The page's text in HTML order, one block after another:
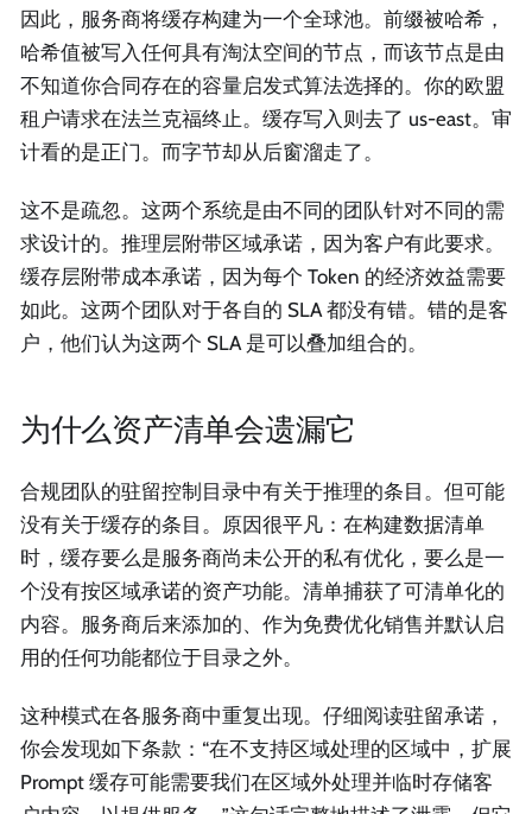
因此，服务商将缓存构建为一个全球池。前缀被哈希，
哈希值被写入任何具有淘汰空间的节点，而该节点是由
不知道你合同存在的容量启发式算法选择的。你的欧盟
租户请求在法兰克福终止。缓存写入则去了 us-east。审
计看的是正门。而字节却从后窗溜走了。
这不是疏忽。这两个系统是由不同的团队针对不同的需
求设计的。推理层附带区域承诺，因为客户有此要求。
缓存层附带成本承诺，因为每个 Token 的经济效益需要
如此。这两个团队对于各自的 SLA 都没有错。错的是客
户，他们认为这两个 SLA 是可以叠加组合的。
为什么资产清单会遗漏它
合规团队的驻留控制目录中有关于推理的条目。但可能
没有关于缓存的条目。原因很平凡：在构建数据清单
时，缓存要么是服务商尚未公开的私有优化，要么是一
个没有按区域承诺的资产功能。清单捕获了可清单化的
内容。服务商后来添加的、作为免费优化销售并默认启
用的任何功能都位于目录之外。
这种模式在各服务商中重复出现。仔细阅读驻留承诺，
你会发现如下条款：“在不支持区域处理的区域中，扩展
Prompt 缓存可能需要我们在区域外处理并临时存储客